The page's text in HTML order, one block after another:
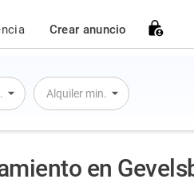
Crear anuncio
Alquiler min.
en